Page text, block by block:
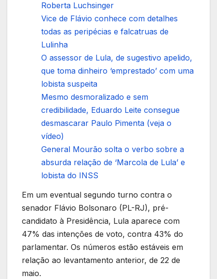
Roberta Luchsinger
Vice de Flávio conhece com detalhes
todas as peripécias e falcatruas de
Lulinha
O assessor de Lula, de sugestivo apelido,
que toma dinheiro ‘emprestado’ com uma
lobista suspeita
Mesmo desmoralizado e sem
credibilidade, Eduardo Leite consegue
desmascarar Paulo Pimenta (veja o
vídeo)
General Mourão solta o verbo sobre a
absurda relação de ‘Marcola de Lula’ e
lobista do INSS
Em um eventual segundo turno contra o
senador Flávio Bolsonaro (PL-RJ), pré-
candidato à Presidência, Lula aparece com
47% das intenções de voto, contra 43% do
parlamentar. Os números estão estáveis em
relação ao levantamento anterior, de 22 de
maio.